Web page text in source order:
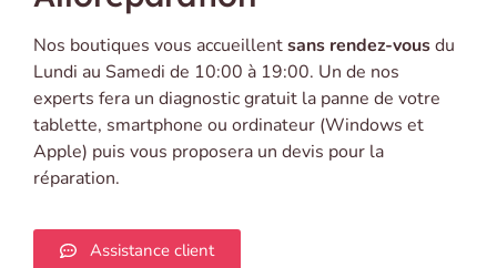
Nos boutiques vous accueillentsans rendez-vousdu
Lundi au Samedi de 10:00 à 19:00. Un de nos
experts fera un diagnostic gratuit la panne de votre
tablette, smartphone ou ordinateur (Windows et
Apple) puis vous proposera un devis pour la
réparation.
Assistance client